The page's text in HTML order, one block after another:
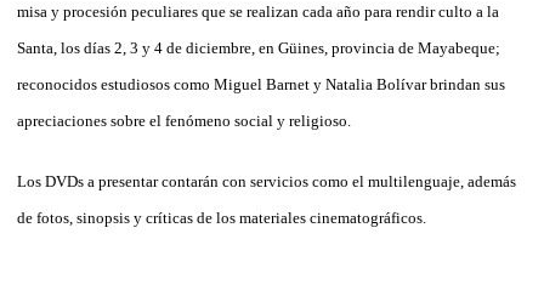
misa y procesión peculiares que se realizan cada año para rendir culto a la
Santa, los días 2, 3 y 4 de diciembre, en Güines, provincia de Mayabeque;
reconocidos estudiosos como Miguel Barnet y Natalia Bolívar brindan sus
apreciaciones sobre el fenómeno social y religioso.
Los DVDs a presentar contarán con servicios como el multilenguaje, además
de fotos, sinopsis y críticas de los materiales cinematográficos.